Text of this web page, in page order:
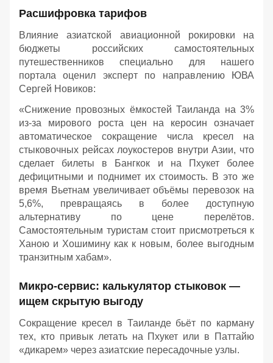
Расшифровка тарифов
Влияние азиатской авиационной рокировки на
бюджеты российских самостоятельных
путешественников специально для нашего
портала оценил эксперт по направлению ЮВА
Сергей Новиков:
«Снижение провозных ёмкостей Таиланда на 3%
из-за мирового роста цен на керосин означает
автоматическое сокращение числа кресел на
стыковочных рейсах лоукостеров внутри Азии, что
сделает билеты в Бангкок и на Пхукет более
дефицитными и поднимет их стоимость. В это же
время Вьетнам увеличивает объёмы перевозок на
5,6%, превращаясь в более доступную
альтернативу по цене перелётов.
Самостоятельным туристам стоит присмотреться к
Ханою и Хошимину как к новым, более выгодным
транзитным хабам».
Микро-сервис: калькулятор стыковок —
ищем скрытую выгоду
Сокращение кресел в Таиланде бьёт по карману
тех, кто привык летать на Пхукет или в Паттайю
«дикарем» через азиатские пересадочные узлы.